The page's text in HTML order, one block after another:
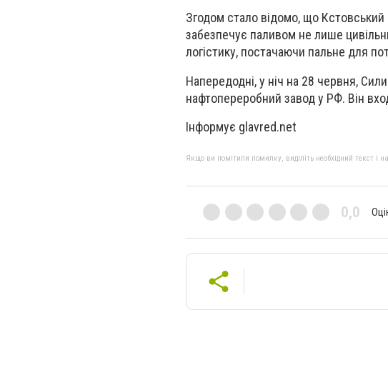
Згодом стало відомо, що Кстовський
забезпечує паливом не лише
логістику, постачаючи пальне для
Напередодні, у ніч на 28 червня,
нафтопереробний завод у РФ. Він
Інформує glavred.net
Якщо ви помітили помилку, виділіть необхідний текст і
0,0